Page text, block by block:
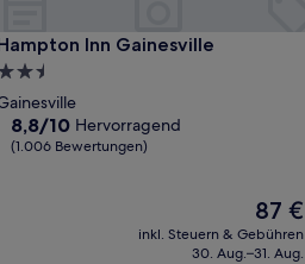
FLInn Gainesville
Inn Gainesville
Unterkunft
8.8
von
8,8/10 Hervorragend
(1.006 Bewertungen)
Der
Preis
beträgt
87 €
inkl. Steuern & Gebühren
30. Aug.–31. Aug.